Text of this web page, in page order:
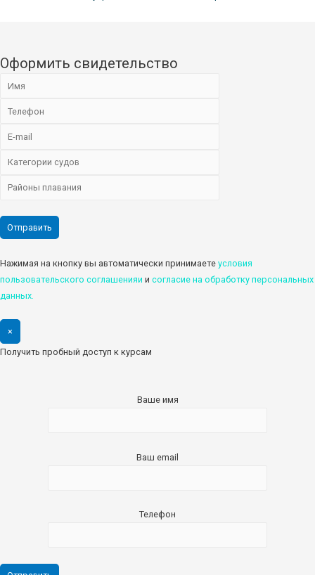
Оформить свидетельство
Нажимая на кнопку вы автоматически принимаете условия
пользовательского соглашенияи и cогласие на обработку персональных
данных.
×
Получить пробный доступ к курсам
Ваше имя
Ваш email
Телефон